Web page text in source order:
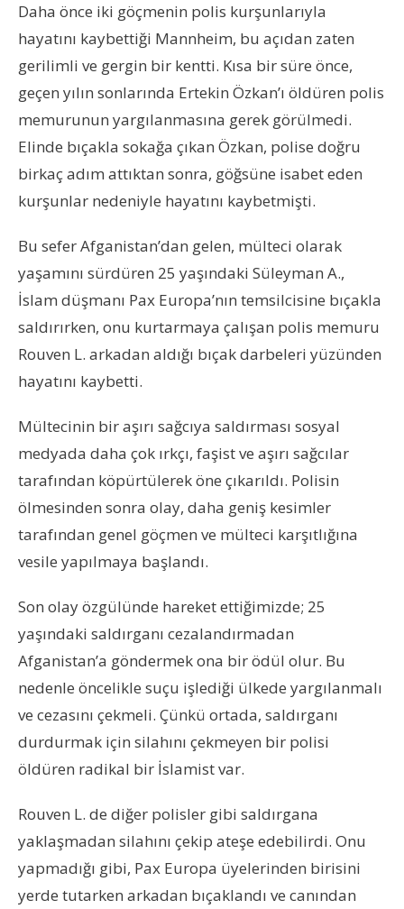
Daha önce iki göçmenin polis kurşunlarıyla
hayatını kaybettiği Mannheim, bu açıdan zaten
gerilimli ve gergin bir kentti. Kısa bir süre önce,
geçen yılın sonlarında Ertekin Özkan’ı öldüren polis
memurunun yargılanmasına gerek görülmedi.
Elinde bıçakla sokağa çıkan Özkan, polise doğru
birkaç adım attıktan sonra, göğsüne isabet eden
kurşunlar nedeniyle hayatını kaybetmişti.
Bu sefer Afganistan’dan gelen, mülteci olarak
yaşamını sürdüren 25 yaşındaki Süleyman A.,
İslam düşmanı Pax Europa’nın temsilcisine bıçakla
saldırırken, onu kurtarmaya çalışan polis memuru
Rouven L. arkadan aldığı bıçak darbeleri yüzünden
hayatını kaybetti.
Mültecinin bir aşırı sağcıya saldırması sosyal
medyada daha çok ırkçı, faşist ve aşırı sağcılar
tarafından köpürtülerek öne çıkarıldı. Polisin
ölmesinden sonra olay, daha geniş kesimler
tarafından genel göçmen ve mülteci karşıtlığına
vesile yapılmaya başlandı.
Son olay özgülünde hareket ettiğimizde; 25
yaşındaki saldırganı cezalandırmadan
Afganistan’a göndermek ona bir ödül olur. Bu
nedenle öncelikle suçu işlediği ülkede yargılanmalı
ve cezasını çekmeli. Çünkü ortada, saldırganı
durdurmak için silahını çekmeyen bir polisi
öldüren radikal bir İslamist var.
Rouven L. de diğer polisler gibi saldırgana
yaklaşmadan silahını çekip ateşe edebilirdi. Onu
yapmadığı gibi, Pax Europa üyelerinden birisini
yerde tutarken arkadan bıçaklandı ve canından